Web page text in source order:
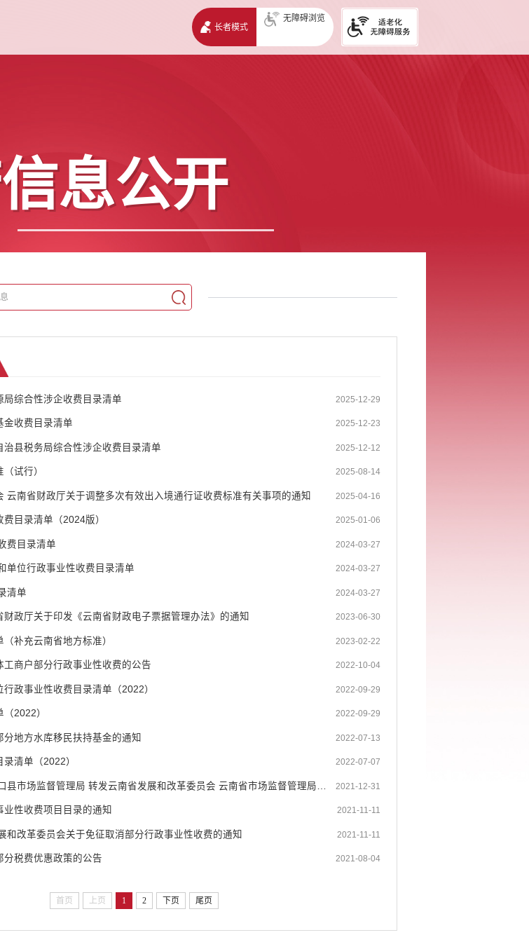
长者模式
无障碍浏览
息公开
综合性涉企收费目录清单 2025-12-29
金收费目录清单 2025-12-23
治县税务局综合性涉企收费目录清单 2025-12-12
试行） 2025-08-14
云南省财政厅关于调整多次有效出入境通行证收费标准有关事项的通知 2025-04-16
目录清单（2024版） 2025-01-06
费目录清单 2024-03-27
单位行政事业性收费目录清单 2024-03-27
清单 2024-03-27
政厅关于印发《云南省财政电子票据管理办法》的通知 2023-06-30
补充云南省地方标准） 2023-02-22
工商户部分行政事业性收费的公告 2022-10-04
政事业性收费目录清单（2022） 2022-09-29
2022） 2022-09-29
地方水库移民扶持基金的通知 2022-07-13
清单（2022） 2022-07-07
2021-12-31
性收费项目目录的通知 2021-11-11
和改革委员会关于免征取消部分行政事业性收费的通知 2021-11-11
分税费优惠政策的公告 2021-08-04
首页 上页 1 2 下页 尾页